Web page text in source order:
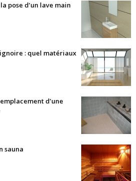
pose d’un lave main
: quel matériaux
d’une
sauna